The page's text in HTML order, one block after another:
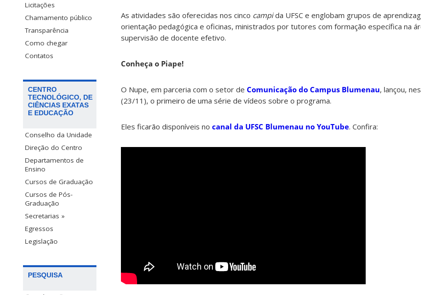
Licitações
Chamamento público
Transparência
Como chegar
Contatos
CENTRO
TECNOLÓGICO, DE
CIÊNCIAS EXATAS
E EDUCAÇÃO
Conselho da Unidade
Direção do Centro
Departamentos de
Ensino
Cursos de Graduação
Cursos de Pós-
Graduação
Secretarias »
Egressos
Legislação
PESQUISA
As atividades são oferecidas nos cinco campida UFSC e englobam grupos de
orientação pedagógica e oficinas, ministrados por tutores com formação específica na
supervisão de docente efetivo.
Conheça o Piape!
O Nupe, em parceria com o setor de Comunicação do Campus Blumenau, lançou,
(23/11), o primeiro de uma série de vídeos sobre o programa.
Eles ficarão disponíveis no canal da UFSC Blumenau no YouTube. Confira: